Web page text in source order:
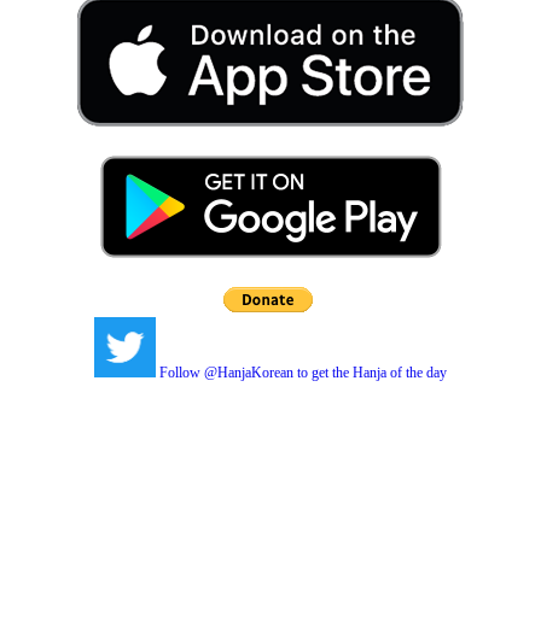
Follow @HanjaKorean to get the Hanja of the day